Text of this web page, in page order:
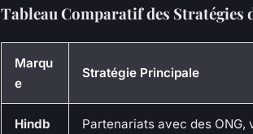
Tableau Comparatif des
Marqu
e
Stratégie Principale
Hindb
Partenariats avec des ONG,